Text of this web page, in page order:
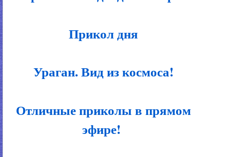
Прикол дня
Ураган. Вид из космоса!
Отличные приколы в прямом
эфире!